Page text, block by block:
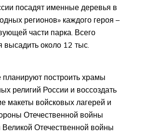
посадят именные деревья в
регионов» каждого героя –
части парка. Всего
высадить около 12 тыс.
планируют построить храмы
религий России и воссоздать
макеты войсковых лагерей и
Отечественной войны
Великой Отечественной войны